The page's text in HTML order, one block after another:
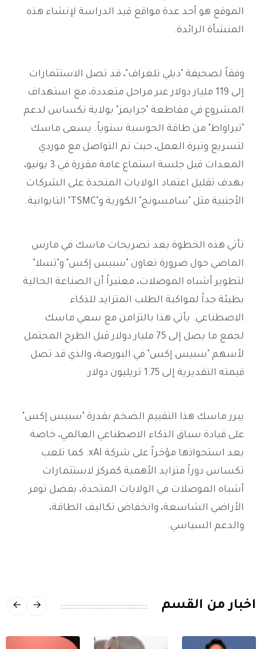
الموقع هو أحد عدة مواقع قيد الدراسة لإنشاء هذه
المنشأة الرائدة.
وفقاً لصحيفة "ديلي تلغراف"، قد تصل الاستثمارات
إلى 119 مليار دولار عبر مراحل متعددة، مع استهداف
المشروع في مقاطعة "جرايمز" بولاية تكساس لدعم
"تيراواط" من طاقة الحوسبة سنوياً. يسعى ماسك
لتسريع وتيرة العمل، حيث تم التواصل مع موردي
المعدات قبل جلسة استماع عامة مقررة في 3 يونيو،
بهدف تقليل اعتماد الولايات المتحدة على الشركات
الأجنبية مثل "سامسونج" الكورية و"TSMC" التايوانية.
تأتي هذه الخطوة بعد تصريحات ماسك في مارس
الماضي حول ضرورة تعاون "سبيس إكس" و"تسلا"
لتطوير أشباه الموصلات، معتبراً أن الصناعة الحالية
بطيئة جداً لمواكبة الطلب المتزايد للذكاء
الاصطناعي. يأتي هذا بالتزامن مع سعي ماسك
لجمع ما يصل إلى 75 مليار دولار قبل الطرح المحتمل
لأسهم "سبيس إكس" في البورصة، والذي قد تصل
قيمته التقديرية إلى 1.75 تريليون دولار.
يبرر ماسك هذا التقييم الضخم بقدرة "سبيس إكس"
على قيادة سباق الذكاء الاصطناعي العالمي، خاصة
بعد استحواذها مؤخراً على شركة xAI. كما تلعب
تكساس دوراً متزايد الأهمية كمركز لاستثمارات
أشباه الموصلات في الولايات المتحدة، بفضل توفر
الأراضي الشاسعة، وانخفاض تكاليف الطاقة،
والدعم السياسي.
اخبار من القسم